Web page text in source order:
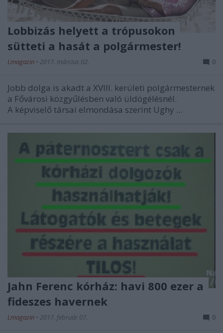
Lobbizás helyett a trópusokon
sütteti a hasát a polgármester!
Lmagazin • 2017. március 02. 0
Jobb dolga is akadt a XVIII. kerületi polgármesternek
a Fővárosi közgyűlésben való üldögélésnél.
A képviselő társai elmondása szerint Ughy ...
Jahn Ferenc kórház: havi 800 ezer a
fideszes havernek
Lmagazin • 2017. február 07. 0